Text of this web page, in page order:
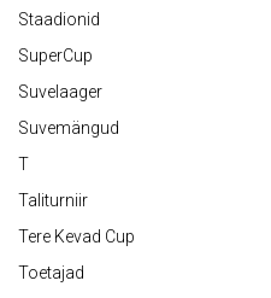
Staadionid
SuperCup
Suvelaager
Suvemängud
T
Taliturniir
Tere Kevad Cup
Toetajad